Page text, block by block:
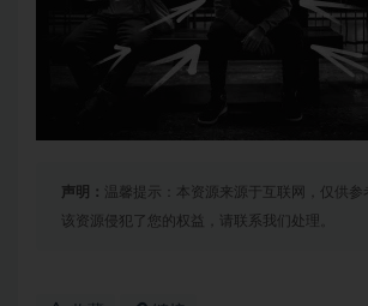
声明： 温馨提示：本资源来源于互联网，仅供参
该资源侵犯了您的权益，请联系我们处理。